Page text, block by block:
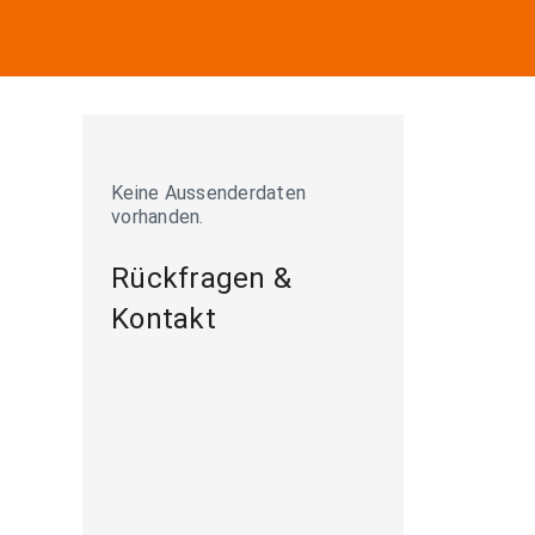
Keine Aussenderdaten
vorhanden.
Rückfragen &
Kontakt